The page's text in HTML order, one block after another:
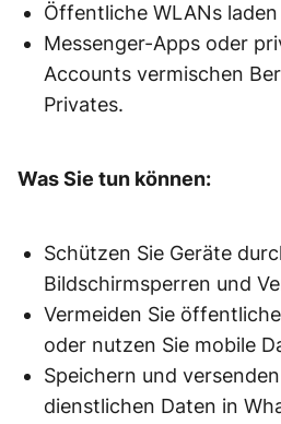
Öffentliche WLANs
Messenger-Apps oder
Accounts vermischen
Privates.
Was Sie tun können:
Schützen Sie Geräte
Bildschirmsperren und
Vermeiden Sie
oder nutzen Sie mobile
Speichern und
dienstlichen Daten in